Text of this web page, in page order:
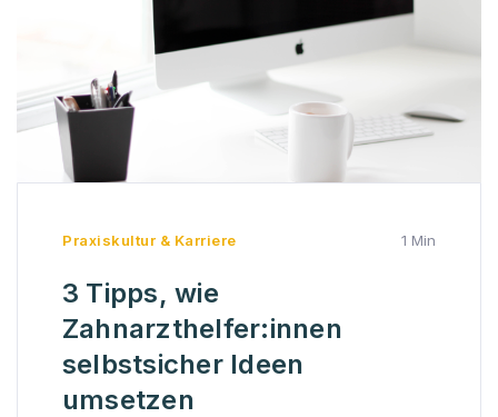
Praxiskultur & Karriere 1 Min
3 Tipps, wie
Zahnarzthelfer:innen
selbstsicher Ideen
umsetzen